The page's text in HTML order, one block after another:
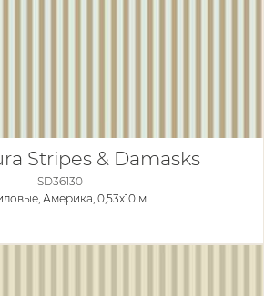
Stripes & Damasks
SD36130
Америка, 0,53x10 м